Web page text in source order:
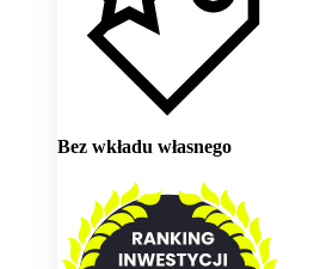
Bez wkładu własnego